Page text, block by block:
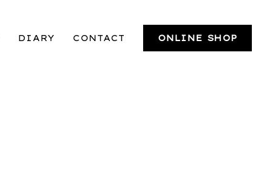
DIARY CONTACT ONLINE SHOP